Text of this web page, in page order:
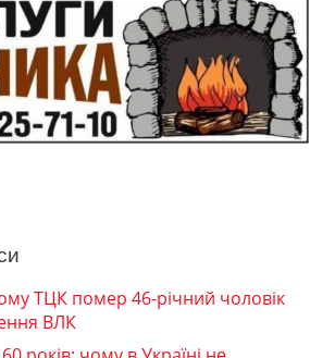
ТЦК помер 46-річний чоловік
ВЛК